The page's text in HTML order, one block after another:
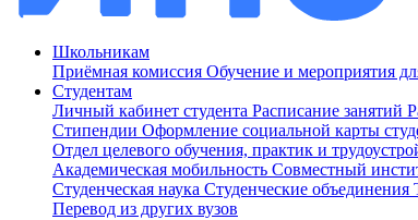
Школьникам
Приёмная комиссия Обучение и мероприятия
Студентам
Личный кабинет студента Расписание занятий
Стипендии Оформление социальной карты
Отдел целевого обучения, практик и
Академическая мобильность Совместный
Студенческая наука Студенческие объединения
Перевод из других вузов